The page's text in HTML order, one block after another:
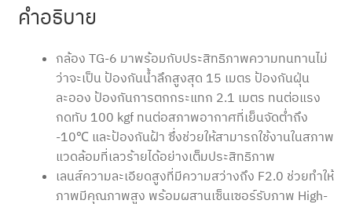
คำอธิบาย
กล้อง TG-6 มาพร้อมกับประสิทธิภาพความทนทานไม่
ว่าจะเป็น ป้องกันน้ำลึกสูงสุด 15 เมตร ป้องกันฝุ่น
ละออง ป้องกันการตกกระแทก 2.1 เมตร ทนต่อแรง
กดทับ 100 kgf ทนต่อสภาพอากาศที่เย็นจัดต่ำถึง
-10℃ และป้องกันฝ้า ซึ่งช่วยให้สามารถใช้งานในสภาพ
แวดล้อมที่เลวร้ายได้อย่างเต็มประสิทธิภาพ
เลนส์ความละเอียดสูงที่มีความสว่างถึง F2.0 ช่วยทำให้
ภาพมีคุณภาพสูง พร้อมผสานเซ็นเซอร์รับภาพ High-